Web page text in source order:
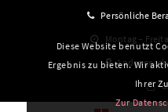
Persönliche
Montag –
Diese Website benutzt
Ergebnis zu bieten. Wir
Ihrer
Zur